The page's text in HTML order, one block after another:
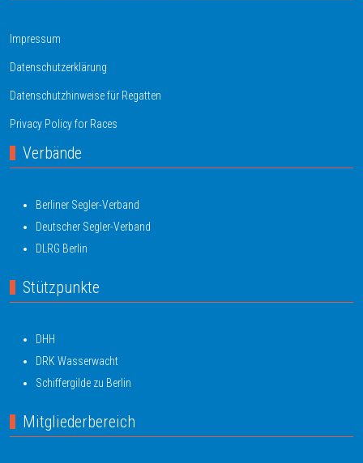
Impressum
Datenschutzerklärung
Datenschutzhinweise für Regatten
Privacy Policy for Races
Verbände
Berliner Segler-Verband
Deutscher Segler-Verband
DLRG Berlin
Stützpunkte
DHH
DRK Wasserwacht
Schiffergilde zu Berlin
Mitgliederbereich